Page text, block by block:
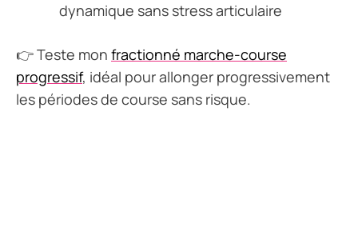
dynamique sans stress articulaire
👉 Teste mon fractionné marche-course
progressif, idéal pour allonger progressivement
les périodes de course sans risque.